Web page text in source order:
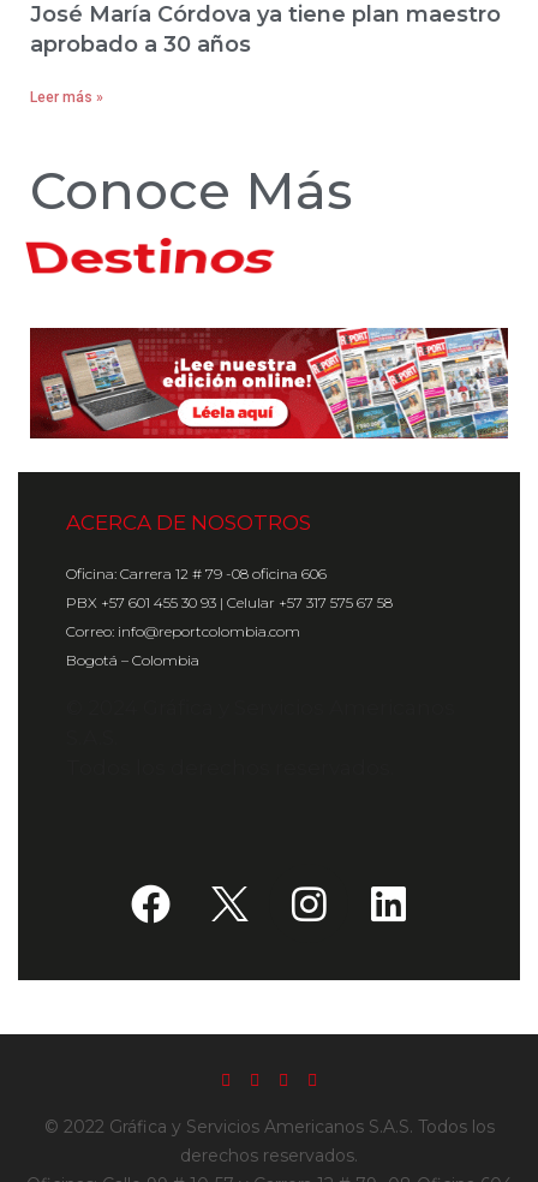
José María Córdova ya tiene plan maestro
aprobado a 30 años
Leer más »
Conoce Más
Hoteles
ACERCA DE NOSOTROS
Oficina: Carrera 12 # 79 -08 oficina 606
PBX +57 601 455 30 93 | Celular +57 317 575 67 58
Correo: info@reportcolombia.com
Bogotá – Colombia
© 2022 Gráfica y Servicios Americanos S.A.S. Todos los
derechos reservados.